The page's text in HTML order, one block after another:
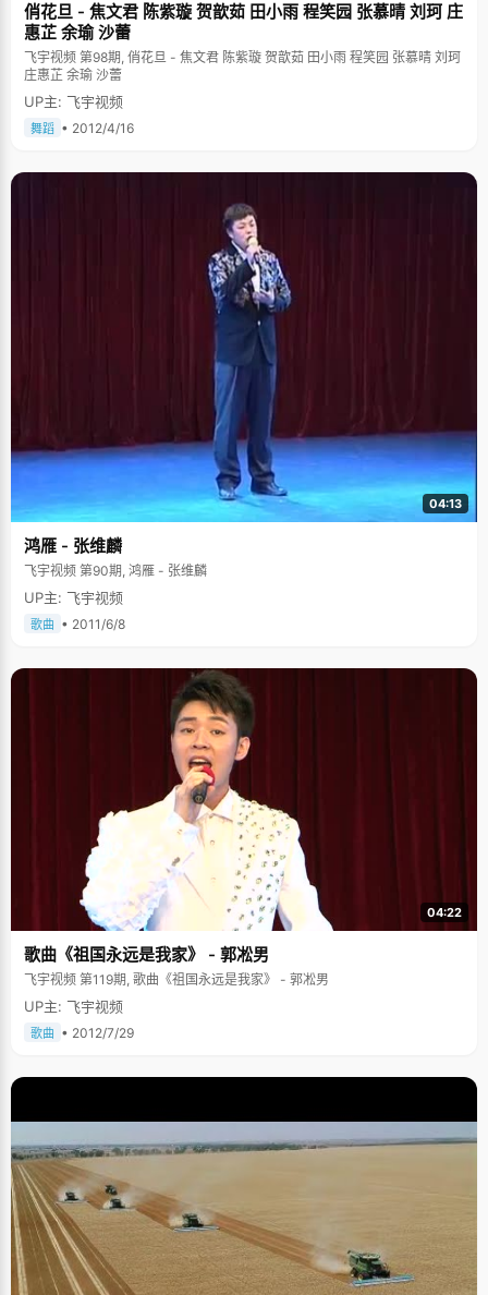
俏花旦 - 焦文君 陈紫璇 贺歆茹 田小雨 程笑园 张慕晴 刘珂 庄
惠芷 余瑜 沙蕾
飞宇视频 第98期, 俏花旦 - 焦文君 陈紫璇 贺歆茹 田小雨 程笑园 张慕晴 刘珂
庄惠芷 余瑜 沙蕾
UP主: 飞宇视频
舞蹈 • 2012/4/16
04:13
鸿雁 - 张维麟
飞宇视频 第90期, 鸿雁 - 张维麟
UP主: 飞宇视频
歌曲 • 2011/6/8
04:22
歌曲《祖国永远是我家》 - 郭凇男
飞宇视频 第119期, 歌曲《祖国永远是我家》 - 郭凇男
UP主: 飞宇视频
歌曲 • 2012/7/29